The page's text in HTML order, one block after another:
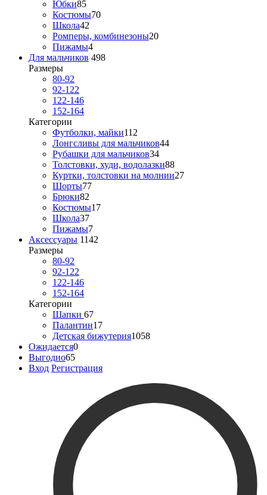
Юбки85
Костюмы70
Школа42
Ромперы, комбинезоны20
Пижамы4
Для мальчиков 498
Размеры
80-92
92-122
122-146
152-164
Категории
Футболки, майки112
Лонгсливы для мальчиков44
Рубашки для мальчиков34
Толстовки, худи, водолазки88
Куртки, толстовки на молнии27
Шорты77
Брюки82
Костюмы17
Школа37
Пижамы7
Аксессуары 1142
Размеры
80-92
92-122
122-146
152-164
Категории
Шапки 67
Палантин17
Детская бижутерия1058
Ожидается0
Выгодно65
Вход Регистрация